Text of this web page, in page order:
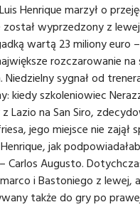
Henrique marzył o
został wyprzedzony z
wartą 23 miliony euro
rozczarowanie na
Niedzielny sygnał od
kiedy szkoleniowiec
Lazio na San Siro,
jego miejsce nie zajął
jak
Carlos Augusto.
i Bastoniego z lewej,
także do gry po